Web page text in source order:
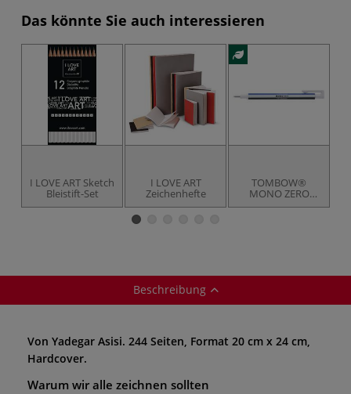
Das könnte Sie auch interessieren
I LOVE ART Sketch
Bleistift-Set
I LOVE ART
Zeichenhefte
TOMBOW®
MONO ZERO
Classic inkl.
Beschreibung
Von Yadegar Asisi. 244 Seiten, Format 20 cm x 24 cm,
Hardcover.
Warum wir alle zeichnen sollten